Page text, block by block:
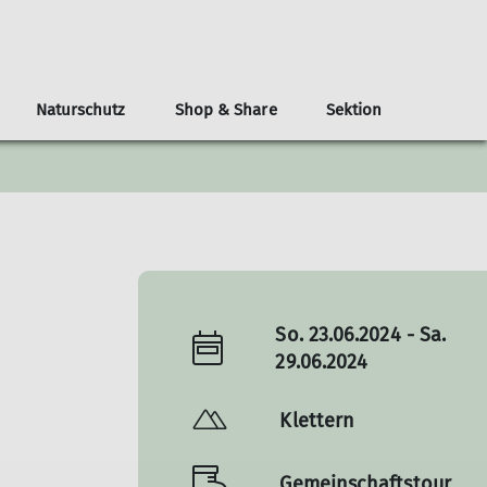
Reisekostenabrechnung
Benutzerordnung
Informationsmaterial
DAV Panorama Nachhaltigkeit
Wandergruppe
Naturschutz Shop & Share
Materialverleih
Sektion
Klimaschutz und Bilanzierung
So. 23.06.2024 - Sa.
29.06.2024
Klettern